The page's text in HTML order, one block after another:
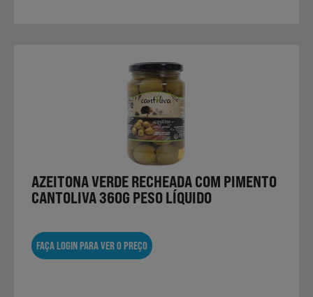
AZEITONA VERDE RECHEADA COM PIMENTO
CANTOLIVA 360G PESO LÍQUIDO
FAÇA LOGIN PARA VER O PREÇO